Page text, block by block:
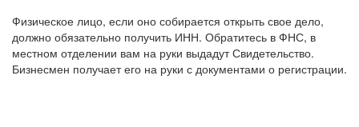
Физическое лицо, если оно собирается открыть свое дело,
должно обязательно получить ИНН. Обратитесь в ФНС, в
местном отделении вам на руки выдадут Свидетельство.
Бизнесмен получает его на руки с документами о регистрации.